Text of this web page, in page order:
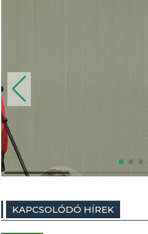
KAPCSOLÓDÓ HÍREK